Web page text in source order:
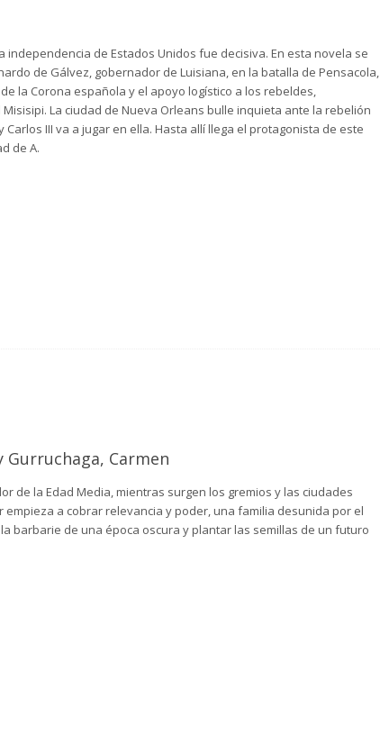
independencia de Estados Unidos fue decisiva. En esta novela se
de Gálvez, gobernador de Luisiana, en la batalla de Pensacola,
la Corona española y el apoyo logístico a los rebeldes,
La ciudad de Nueva Orleans bulle inquieta ante la rebelión
III va a jugar en ella. Hasta allí llega el protagonista de este
de A.
Gurruchaga, Carmen
de la Edad Media, mientras surgen los gremios y las ciudades
empieza a cobrar relevancia y poder, una familia desunida por el
barbarie de una época oscura y plantar las semillas de un futuro